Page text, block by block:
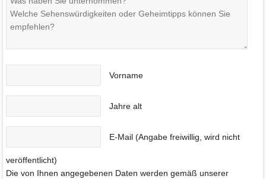
Vorname
Jahre alt
E-Mail (Angabe freiwillig, wird nicht
veröffentlicht)
Die von Ihnen angegebenen Daten werden gemäß unserer